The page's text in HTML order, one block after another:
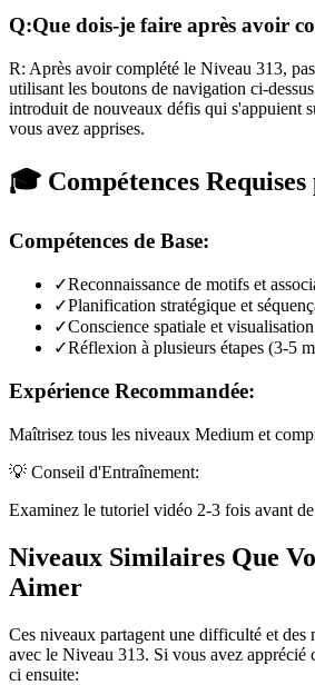
Q:Que dois-je faire après avoir
R: Après avoir complété le Niveau 313,
utilisant les boutons de navigation ci-
introduit de nouveaux défis qui s'appuient
vous avez apprises.
🎓 Compétences
Compétences de Base:
✓Reconnaissance de motifs et
✓Planification stratégique et
✓Conscience spatiale et
✓Réflexion à plusieurs étapes (3-5
Expérience Recommandée:
Maîtrisez tous les niveaux Medium et
💡 Conseil d'Entraînement:
Examinez le tutoriel vidéo 2-3 fois avant
Niveaux Similaires Que
Aimer
Ces niveaux partagent une difficulté et des
avec le Niveau 313. Si vous avez apprécié
ci ensuite: